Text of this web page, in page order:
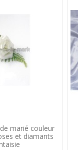
marié couleur
et diamants